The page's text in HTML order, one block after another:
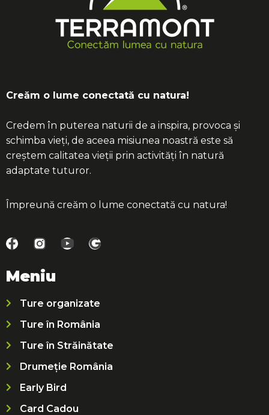
Creăm o lume conectată cu natura!
Credem în puterea naturii de a inspira, provoca și
schimba vieți, de aceea misiunea noastră este să
creștem calitatea vieții prin activități în natură
adaptate tuturor.
Împreună creăm o lume conectată cu natura!
Meniu
Ture organizate
Ture în România
Ture în Străinătate
Drumeție România
Early Bird
Card Cadou